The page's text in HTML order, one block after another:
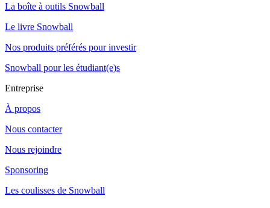
La boîte à outils Snowball
Le livre Snowball
Nos produits préférés pour investir
Snowball pour les étudiant(e)s
Entreprise
À propos
Nous contacter
Nous rejoindre
Sponsoring
Les coulisses de Snowball